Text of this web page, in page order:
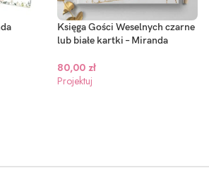
Księga Gości Weselnych czarne
lub białe kartki – Miranda
80,00 zł
Projektuj